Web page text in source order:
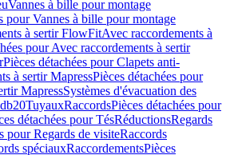
Vannes à bille pour montage
pour Vannes à bille pour montage
à sertir FlowFitAvec raccordements à
pour Avec raccordements à sertir
Pièces détachées pour Clapets anti-
à sertir MapressPièces détachées pour
MapressSystèmes d'évacuation des
TuyauxRaccordsPièces détachées pour
détachées pour TésRéductionsRegards
pour Regards de visiteRaccords
spéciauxRaccordementsPièces